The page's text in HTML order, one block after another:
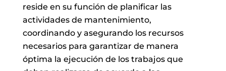
reside en su función de planificar las
actividades de mantenimiento,
coordinando y asegurando los recursos
necesarios para garantizar de manera
óptima la ejecución de los trabajos que